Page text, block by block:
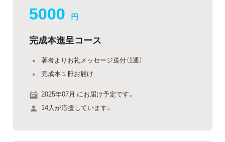
5000 円
完成本進呈コース
著者よりお礼メッセージ送付（1通）
完成本１冊お届け
2025年07月 にお届け予定です。
14人が応援しています。